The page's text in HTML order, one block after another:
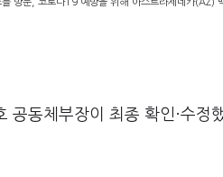
방문, 코로나19 예방을 위해 아스트라제네카(AZ)
동체부장이 최종 확인·수정